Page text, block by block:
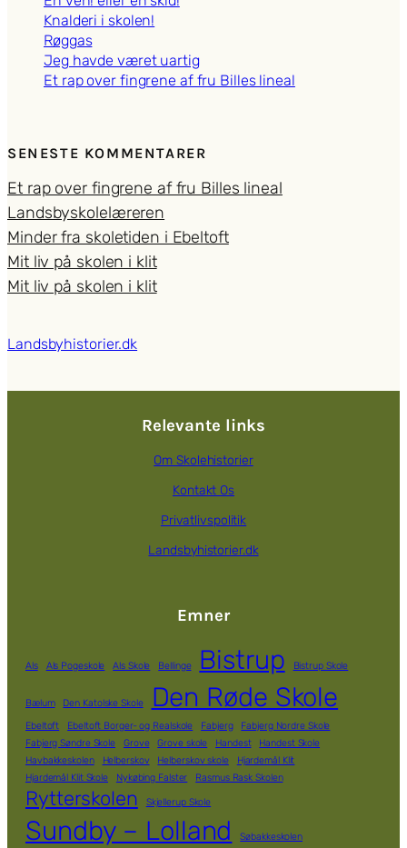
Knalderi i skolen!
Røggas
Jeg havde været uartig
Et rap over fingrene af fru Billes lineal
SENESTE KOMMENTARER
Et rap over fingrene af fru Billes lineal
Landsbyskolelæreren
Minder fra skoletiden i Ebeltoft
Mit liv på skolen i klit
Mit liv på skolen i klit
Landsbyhistorier.dk
Relevante links
Om Skolehistorier
Kontakt Os
Privatlivspolitik
Landsbyhistorier.dk
Emner
Als Als Pogeskole Als Skole Bellinge Bistrup Bistrup Skole
Bælum Den Katolske Skole Den Røde Skole
Ebeltoft Ebeltoft Borger- og Realskole Fabjerg
Fabjerg Nordre Skole
Fabjerg Søndre Skole
Grove Grove skole Handest
Handest Skole
Havbakkeskolen
Helberskov Helberskov skole
Hjardemål Klit
Hjardemål Klit Skole
Nykøbing Falster Rasmus Rask Skolen
Rytterskolen Skjellerup Skole
Sundby – Lolland Søbakkeskolen